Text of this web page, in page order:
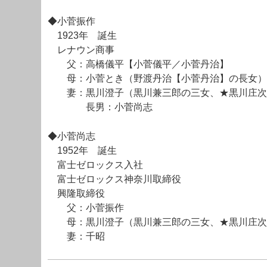
◆小菅振作
1923年 誕生
レナウン商事
父：高橋儀平【小菅儀平／小菅丹治】
母：小菅とき（野渡丹治【小菅丹治】の長女）
妻：黒川澄子（黒川兼三郎の三女、★黒川庄次
長男：小菅尚志
◆小菅尚志
1952年 誕生
富士ゼロックス入社
富士ゼロックス神奈川取締役
興隆取締役
父：小菅振作
母：黒川澄子（黒川兼三郎の三女、★黒川庄次
妻：千昭